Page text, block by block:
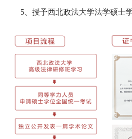
5、授予西北政法大学法学硕士学